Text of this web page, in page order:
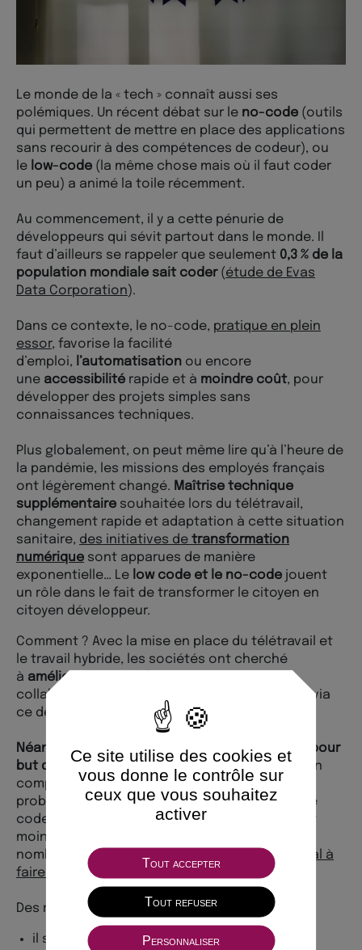
Le monde de la « tech » connaît aussi ses
polémiques. Un récent débat sur le no-code (outils
qui permettent de mettre en place des applications
sans recourir à des compétences de codeur), ou
le low-code (la même chose mais où il faut coder
un peu) a animé la toile récemment.
Au commencement, il y a cette pénurie de
développeurs qui sévit partout dans le monde. Il
faut d’ailleurs se rappeler que seulement 0,3 % de la
population mondiale sait coder(étude de Evas
Data Corporation).
Dans ce contexte, le no-code, pratique en plein
essor, favorise la facilité
d’emploi, l’automatisation ou encore
une accessibilité rapide et à moindre coût, pour
développer des projets simples sans
connaissances techniques.
Plus globalement, on peut même lire qu’à l’heure de
la pandémie, les missions des employés français
ont légèrement changé. Maîtrise technique
supplémentaire souhaitée lors du télétravail,
changement rapide et adaptation à cette situation
sanitaire, des initiatives de transformation
numérique sont apparues de manière
exponentielle… Le low code et le no-code jouent
un rôle dans le fait de transformer le citoyen en
citoyen développeur.
Comment ? Avec la mise en place du télétravail et
le travail hybride, les sociétés ont cherché
à améliorer les workflows
collaboration et la
via
ce déploiement de technologies.
Néanmoins, le low code et no-code n’ont pas pour
but de remplacer le code classique , il s’agit d’un
complément pour faciliter la réponse à des
problématiques. Il faut comprendre que sans le
code, le no-code n’existe pas. Malgré leur coût
moindre et leurs avantages qui semblent être
nombreux, le
low code et le no-code ont du mal à
faire partie du
paysage numérique futur.
Des réserves sont perçues telles que :
il s’agit d’un effet de mode;
Ce site utilise des cookies et
vous donne le contrôle sur
ceux que vous souhaitez
activer
Tout accepter
Tout refuser
Personnaliser